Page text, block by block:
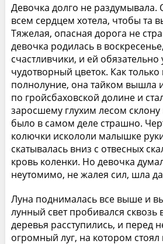
Девочка долго не
всем сердцем хотела, чтобы та
Тяжелая, опасная дорога не
девочка родилась в
счастливчики, и ей обязательно
чудотворный цветок. Как только
полнолуние, она тайком вышла
по гройсбаховской долине и
заросшему глухим лесом склону
было в самом деле страшно.
колючки искололи малышке
скатывалась вниз с отвесных
кровь коленки. Но девочка
неутомимо, не жалея сил, шла
Луна поднималась все выше и
лунный свет пробивался сквозь
деревья расступились, и перед
огромный луг, на котором